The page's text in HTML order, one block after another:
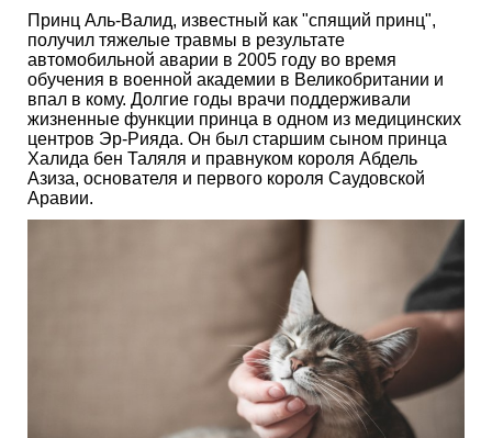
Принц Аль-Валид, известный как "спящий принц",
получил тяжелые травмы в результате
автомобильной аварии в 2005 году во время
обучения в военной академии в Великобритании и
впал в кому. Долгие годы врачи поддерживали
жизненные функции принца в одном из медицинских
центров Эр-Рияда. Он был старшим сыном принца
Халида бен Таляля и правнуком короля Абдель
Азиза, основателя и первого короля Саудовской
Аравии.